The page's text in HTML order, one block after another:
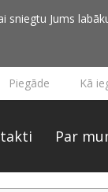
Jums
Piegāde Kā
Par